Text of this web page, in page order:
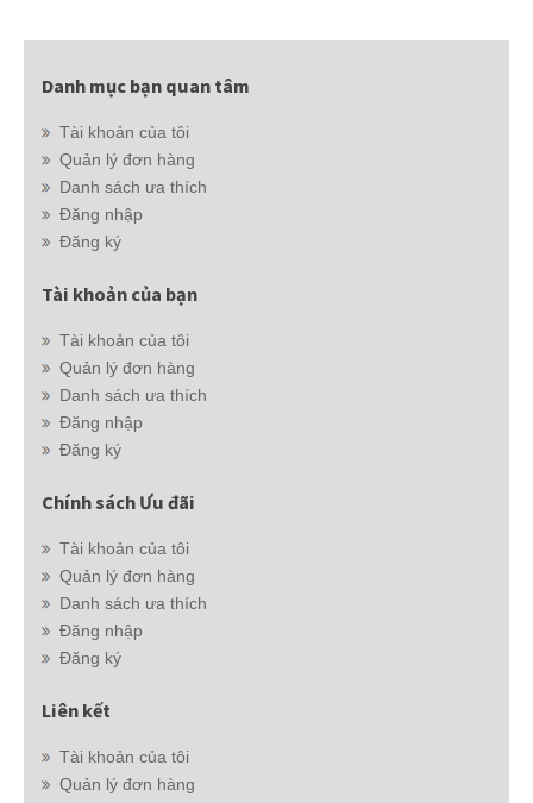
Danh mục bạn quan tâm
Tài khoản của tôi
Quản lý đơn hàng
Danh sách ưa thích
Đăng nhập
Đăng ký
Tài khoản của bạn
Tài khoản của tôi
Quản lý đơn hàng
Danh sách ưa thích
Đăng nhập
Đăng ký
Chính sách Ưu đãi
Tài khoản của tôi
Quản lý đơn hàng
Danh sách ưa thích
Đăng nhập
Đăng ký
Liên kết
Tài khoản của tôi
Quản lý đơn hàng